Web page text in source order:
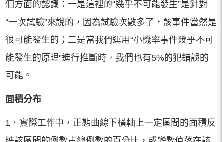
個方面的認識：一是這裡的“幾乎不可能發生”是針對
“一次試驗”來說的，因為試驗次數多了，該事件當然是
很可能發生的；二是當我們運用“小機率事件幾乎不可
能發生的原理”進行推斷時，我們也有5%的犯錯誤的
可能。
面積分布
1．實際工作中，正態曲線下橫軸上一定區間的面積反